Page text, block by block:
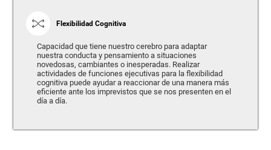
Flexibilidad Cognitiva
Capacidad que tiene nuestro cerebro para adaptar
nuestra conducta y pensamiento a situaciones
novedosas, cambiantes o inesperadas. Realizar
actividades de funciones ejecutivas para la flexibilidad
cognitiva puede ayudar a reaccionar de una manera más
eficiente ante los imprevistos que se nos presenten en el
día a día.